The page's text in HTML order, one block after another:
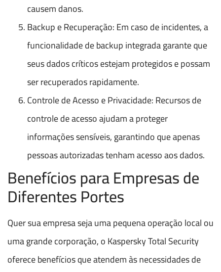
causem danos.
Backup e Recuperação: Em caso de incidentes, a
funcionalidade de backup integrada garante que
seus dados críticos estejam protegidos e possam
ser recuperados rapidamente.
Controle de Acesso e Privacidade: Recursos de
controle de acesso ajudam a proteger
informações sensíveis, garantindo que apenas
pessoas autorizadas tenham acesso aos dados.
Benefícios para Empresas de
Diferentes Portes
Quer sua empresa seja uma pequena operação local ou
uma grande corporação, o Kaspersky Total Security
oferece benefícios que atendem às necessidades de